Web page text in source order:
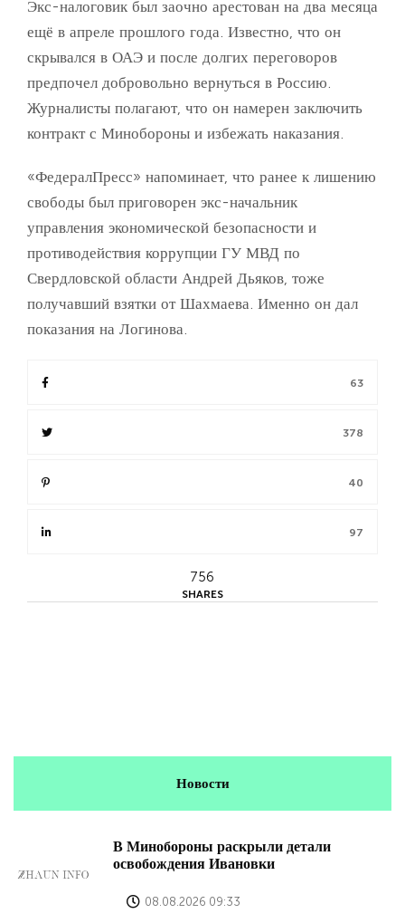
63
378
40
97
756
SHARES
Экс-налоговик был заочно арестован на два месяца
ещё в апреле прошлого года. Известно, что он
скрывался в ОАЭ и после долгих переговоров
предпочел добровольно вернуться в Россию.
Журналисты полагают, что он намерен заключить
контракт с Минобороны и избежать наказания.
«ФедералПресс» напоминает, что ранее к лишению
свободы был приговорен экс-начальник
управления экономической безопасности и
противодействия коррупции ГУ МВД по
Свердловской области Андрей Дьяков, тоже
получавший взятки от Шахмаева. Именно он дал
показания на Логинова.
Новости
В Минобороны раскрыли детали
освобождения Ивановки
08.08.2026 09:33